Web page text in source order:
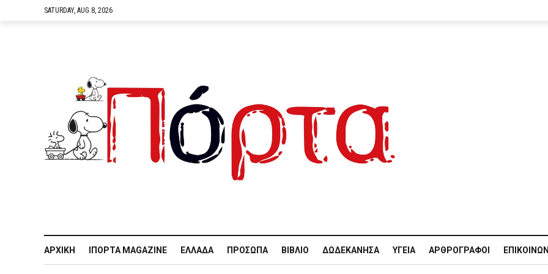
SATURDAY, AUG 8, 2026
ΑΡΧΙΚΉ IΠΌΡΤΑ MAGAZINE ΕΛΛΆΔΑ ΠΡΌΣΩΠΑ ΒΙΒΛΊΟ ΔΩΔΕΚΆΝΗΣΑ ΥΓΕΊΑ ΑΡΘΡΟΓΡΆΦΟΙ